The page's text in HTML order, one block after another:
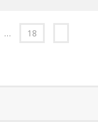
… 18